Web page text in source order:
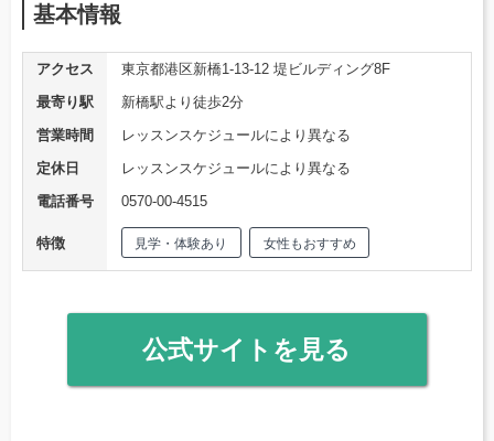
基本情報
アクセス
東京都港区新橋1-13-12 堤ビルディング8F
最寄り駅
新橋駅より徒歩2分
営業時間
レッスンスケジュールにより異なる
定休日
レッスンスケジュールにより異なる
電話番号
0570-00-4515
特徴 見学・体験あり 女性もおすすめ
公式サイトを見る